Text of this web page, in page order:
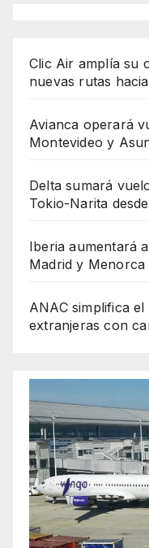
Clic Air amplía su
nuevas rutas
Avianca operará
Montevideo y
Delta sumará
Tokio-Narita
Iberia aumentará
Madrid y
ANAC simplifica
extranjeras con